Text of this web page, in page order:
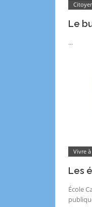
Le
...
Vivre
Les
École